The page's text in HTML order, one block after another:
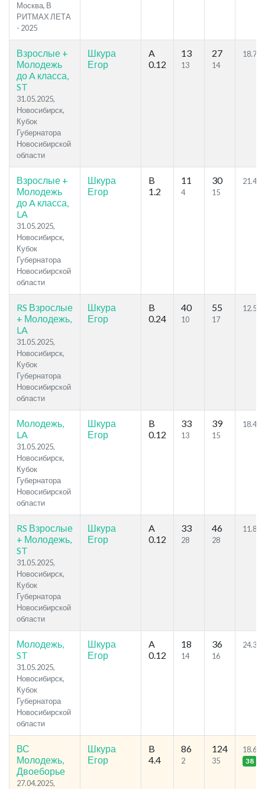
Москва, В
РИТМАХ ЛЕТА
- 2025
Взрослые +
Молодежь
до A класса,
ST
31.05.2025,
Новосибирск,
Кубок
Губернатора
Новосибирской
области
Шкура
Егор
A
0.12
13
13
27
14
18.75
Взрослые +
Молодежь
до A класса,
LA
31.05.2025,
Новосибирск,
Кубок
Губернатора
Новосибирской
области
Шкура
Егор
B
1.2
11
4
30
15
21.49
RS Взрослые
+ Молодежь,
LA
31.05.2025,
Новосибирск,
Кубок
Губернатора
Новосибирской
области
Шкура
Егор
B
0.24
40
10
55
17
12.58
Молодежь,
LA
31.05.2025,
Новосибирск,
Кубок
Губернатора
Новосибирской
области
Шкура
Егор
B
0.12
33
13
39
15
18.48
RS Взрослые
+ Молодежь,
ST
31.05.2025,
Новосибирск,
Кубок
Губернатора
Новосибирской
области
Шкура
Егор
A
0.12
33
28
46
28
11.81
Молодежь,
ST
31.05.2025,
Новосибирск,
Кубок
Губернатора
Новосибирской
области
Шкура
Егор
A
0.12
18
14
36
16
24.37
ВС
Молодежь,
Двоеборье
27.04.2025,
Шкура
Егор
B
4.4
86
2
124
35
18.65
38